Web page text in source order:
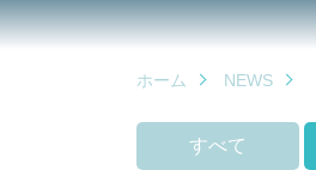
ホーム NEWS
すべて